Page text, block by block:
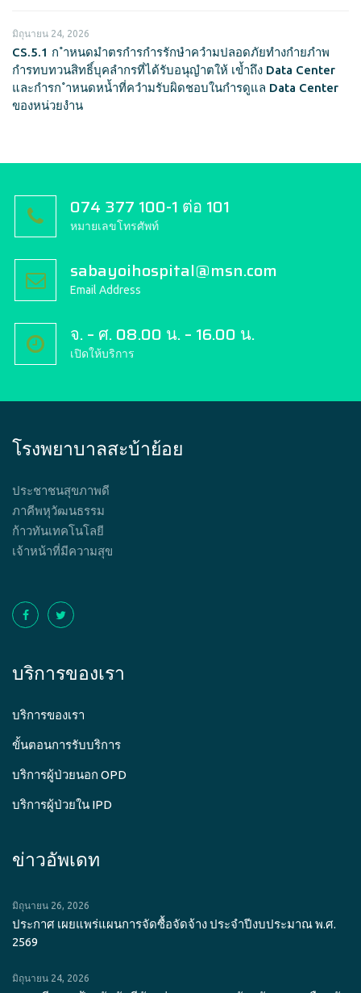
มิถุนายน 24, 2026
CS.5.1 ก ำหนดมำตรกำรกำรรักษำควำมปลอดภัยทำงกำยภำพ
กำรทบทวนสิทธิ์บุคลำกรที่ได้รับอนุญำตให้ เข้ำถึง Data Center
และกำรก ำหนดหน้ำที่ควำมรับผิดชอบในกำรดูแล Data Center
ของหน่วยงำน
074 377 100-1 ต่อ 101
หมายเลขโทรศัพท์
sabayoihospital@msn.com
Email Address
จ. – ศ. 08.00 น. – 16.00 น.
เปิดให้บริการ
โรงพยาบาลสะบ้าย้อย
ประชาชนสุขภาพดี
ภาคีพหุวัฒนธรรม
ก้าวทันเทคโนโลยี
เจ้าหน้าที่มีความสุข
บริการของเรา
บริการของเรา
ขั้นตอนการรับบริการ
บริการผู้ป่วยนอก OPD
บริการผู้ป่วยใน IPD
ข่าวอัพเดท
มิถุนายน 26, 2026
ประกาศ เผยแพร่แผนการจัดซื้อจัดจ้าง ประจำปีงบประมาณ พ.ศ.
2569
มิถุนายน 24, 2026